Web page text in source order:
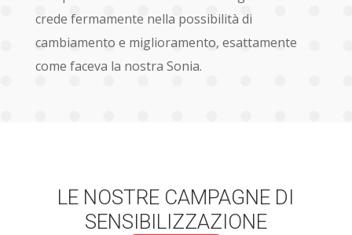
crede fermamente nella possibilità di
cambiamento e miglioramento, esattamente
come faceva la nostra Sonia.
LE NOSTRE CAMPAGNE DI
SENSIBILIZZAZIONE